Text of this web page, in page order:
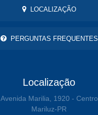
LOCALIZAÇÃO
PERGUNTAS FREQUENTES
Localização
Avenida Marilia, 1920 - Centro
Mariluz-PR